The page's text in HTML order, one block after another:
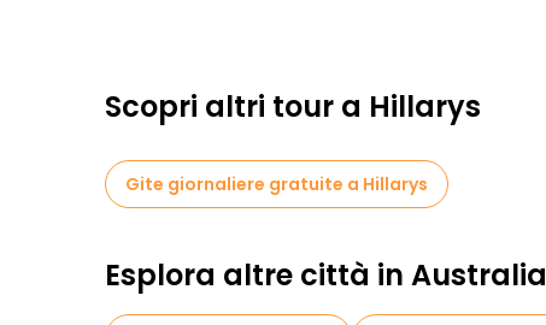
Scopri altri tour a Hillarys
Gite giornaliere gratuite a Hillarys
Esplora altre città in Australia